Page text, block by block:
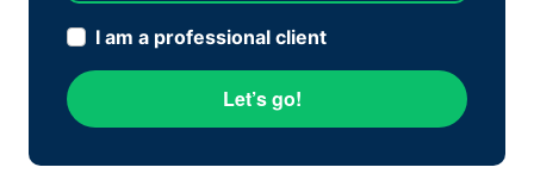
I am a professional client
Let’s go!